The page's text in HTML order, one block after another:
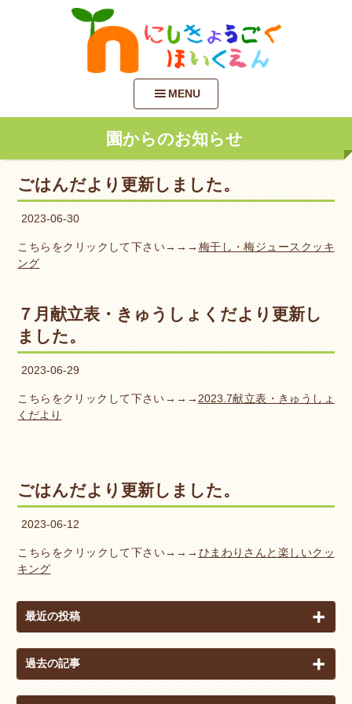
MENU
園からのお知らせ
ごはんだより更新しました。
2023-06-30
こちらをクリックして下さい→→→ 梅干し・梅ジュースクッキ
ング
７月献立表・きゅうしょくだより更新し
ました。
2023-06-29
こちらをクリックして下さい→→→2023.7献立表・きゅうしょ
くだより
ごはんだより更新しました。
2023-06-12
こちらをクリックして下さい→→→ ひまわりさんと楽しいクッ
キング
最近の投稿
過去の記事